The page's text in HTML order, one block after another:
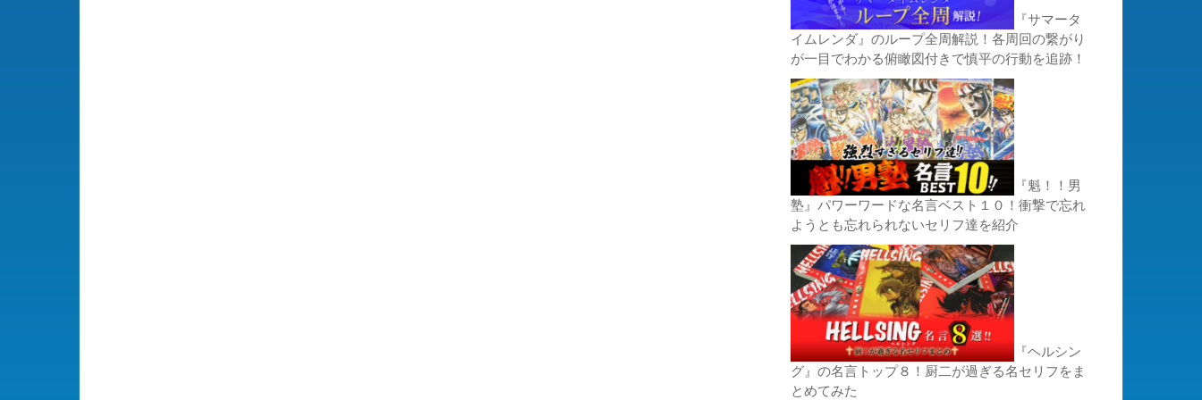
『サマータ
イムレンダ』のループ全周解説！各周回の繋がり
が一目でわかる俯瞰図付きで慎平の行動を追跡！
『魁！！男
塾』パワーワードな名言ベスト１０！衝撃で忘れ
ようとも忘れられないセリフ達を紹介
『ヘルシン
グ』の名言トップ８！厨二が過ぎる名セリフをま
とめてみた